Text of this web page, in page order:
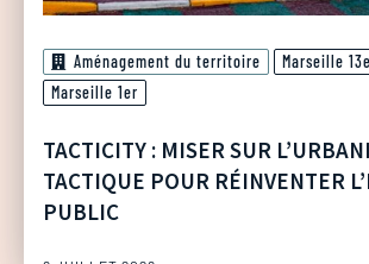
Aménagement du territoire
Marseille 13e
Marseille 1er
TACTICITY : MISER SUR
TACTIQUE POUR RÉINVENTER
PUBLIC